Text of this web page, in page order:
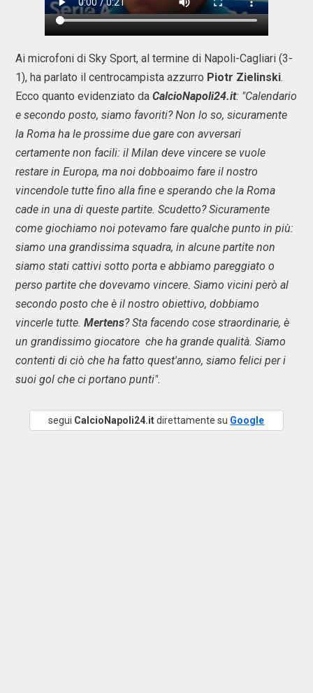
Ai microfoni di Sky Sport, al termine di Napoli-Cagliari (3-
1), ha parlato il centrocampista azzurro Piotr Zielinski.
Ecco quanto evidenziato da CalcioNapoli24.it: "Calendario
e secondo posto, siamo favoriti? Non lo so, sicuramente
la Roma ha le prossime due gare con avversari
certamente non facili: il Milan deve vincere se vuole
restare in Europa, ma noi dobboaimo fare il nostro
vincendole tutte fino alla fine e sperando che la Roma
cade in una di queste partite. Scudetto? Sicuramente
come giochiamo noi potevamo fare qualche punto in più:
siamo una grandissima squadra, in alcune partite non
siamo stati cattivi sotto porta e abbiamo pareggiato o
perso partite che dovevamo vincere. Siamo vicini però al
secondo posto che è il nostro obiettivo, dobbiamo
vincerle tutte. Mertens? Sta facendo cose straordinarie, è
un grandissimo giocatore che ha grande qualità. Siamo
contenti di ciò che ha fatto quest'anno, siamo felici per i
suoi gol che ci portano punti".
segui CalcioNapoli24.itdirettamente su Google